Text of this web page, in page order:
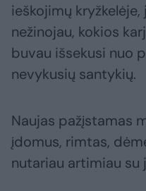
ieškojimų
nežinojau, kokios
buvau išsekusi nuo
nevykusių santykių.
Naujas pažįstamas
įdomus, rimtas,
nutariau artimiau su